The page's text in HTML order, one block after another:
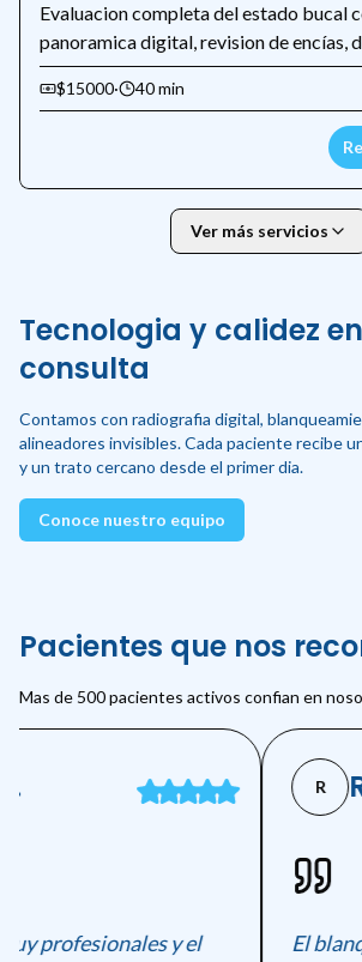
Evaluacion completa del estado bucal
panoramica digital, revision de encías,
temprana de caries y plan de
$15000· 40 min
Ver más servicios
Tecnologia y calidez
consulta
Contamos con radiografia digital,
alineadores invisibles. Cada paciente recibe
y un trato cercano desde el primer dia.
Conoce nuestro equipo
Pacientes que nos
Mas de 500 pacientes activos confian en
profesionales y el
El